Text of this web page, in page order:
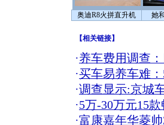
奥迪R8火拼直升机 她
【相关链接】
·养车费用调查
·买车易养车难
·调查显示:京城
·5万-30万元15
·富康嘉年华菱